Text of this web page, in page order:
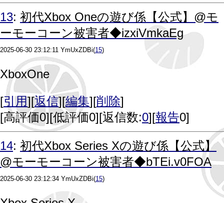
13: 初代Xbox Oneの遊び係【公式】@モ
ーモーコーン被害者◆izxiVmkaEg
2025-06-30 23:12:11 YmUxZDBi(15)
XboxOne
[引用][返信][編集][削除]
[高評価0][低評価0][返信数:0][報告0]
14: 初代Xbox Series Xの遊び係【公式】
@モーモーコーン被害者◆bTEi.v0FOA
2025-06-30 23:12:34 YmUxZDBi(15)